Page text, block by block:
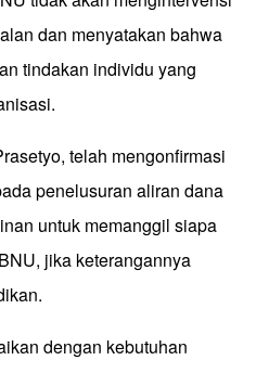
dan menyatakan bahwa
tindakan individu yang
telah mengonfirmasi
penelusuran aliran dana
untuk memanggil siapa
jika keterangannya
dengan kebutuhan